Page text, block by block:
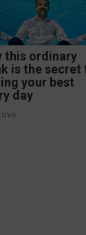
this ordinary
is the secret
your best
day